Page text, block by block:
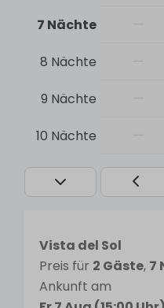
First aid box
Allgemein
Free WiFi
Air conditioning
Communal pool
Laundry machine
Ironing board
Iron
7 Nächte
8 Nächte
9 Nächte
10 Nächte
Vista del Sol
Preis für 2 Gäste, 7
Ankunft am